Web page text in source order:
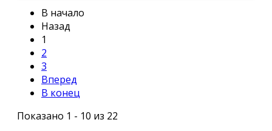
В начало
Назад
1
2
3
Вперед
В конец
Показано 1 - 10 из 22